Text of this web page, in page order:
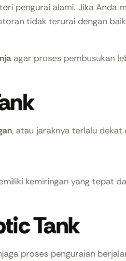
pengurai alami. Jika Anda
tidak terurai dengan
agar proses pembusukan
, atau jaraknya terlalu dekat
kemiringan yang tepat
Tank
proses penguraian